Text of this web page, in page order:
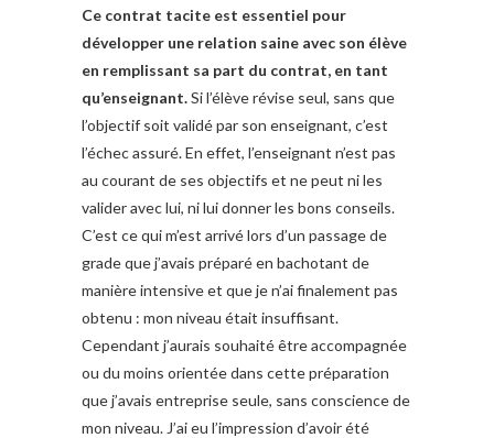
Ce contrat tacite est essentiel pour
développer une relation saine avec son élève
en remplissant sa part du contrat, en tant
qu’enseignant.Si l’élève révise seul, sans que
l’objectif soit validé par son enseignant, c’est
l’échec assuré. En effet, l’enseignant n’est pas
au courant de ses objectifs et ne peut ni les
valider avec lui, ni lui donner les bons conseils.
C’est ce qui m’est arrivé lors d’un passage de
grade que j’avais préparé en bachotant de
manière intensive et que je n’ai finalement pas
obtenu : mon niveau était insuffisant.
Cependant j’aurais souhaité être accompagnée
ou du moins orientée dans cette préparation
que j’avais entreprise seule, sans conscience de
mon niveau. J’ai eu l’impression d’avoir été